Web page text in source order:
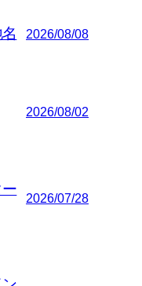
2026/08/08
2026/08/02
2026/07/28